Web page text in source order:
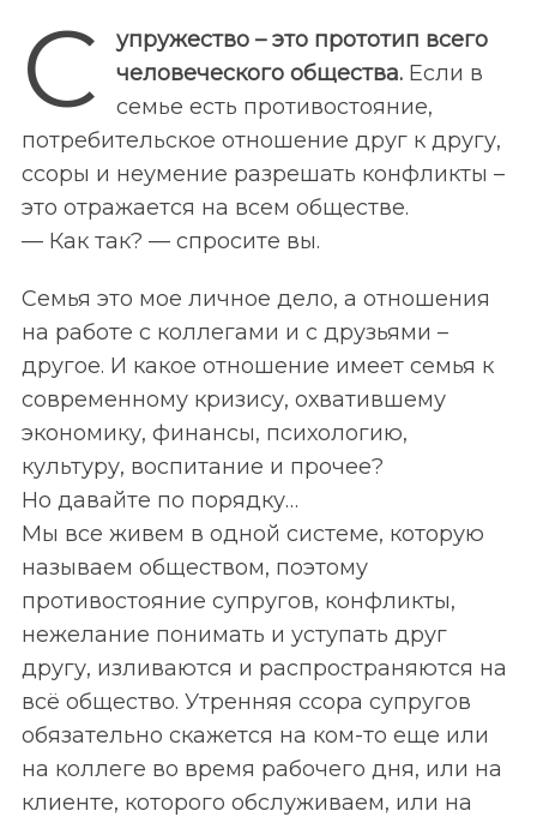
С
упружество – это прототип всего
человеческого общества.Если в
семье есть противостояние,
потребительское отношение друг к другу,
ссоры и неумение разрешать конфликты –
это отражается на всем обществе.
— Как так? — спросите вы.
Семья это мое личное дело, а отношения
на работе с коллегами и с друзьями –
другое. И какое отношение имеет семья к
современному кризису, охватившему
экономику, финансы, психологию,
культуру, воспитание и прочее?
Но давайте по порядку…
Мы все живем в одной системе, которую
называем обществом, поэтому
противостояние супругов, конфликты,
нежелание понимать и уступать друг
другу, изливаются и распространяются на
всё общество. Утренняя ссора супругов
обязательно скажется на ком-то еще или
на коллеге во время рабочего дня, или на
клиенте, которого обслуживаем, или на